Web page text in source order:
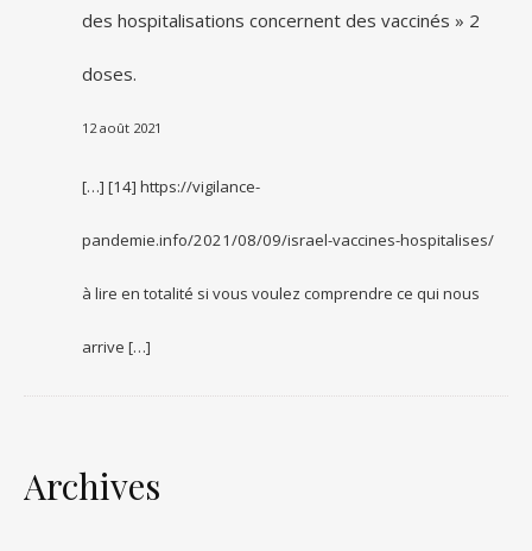
des hospitalisations concernent des vaccinés » 2
doses.
12 août 2021
[…] [14] https://vigilance-
pandemie.info/2021/08/09/israel-vaccines-hospitalises/
à lire en totalité si vous voulez comprendre ce qui nous
arrive […]
Archives